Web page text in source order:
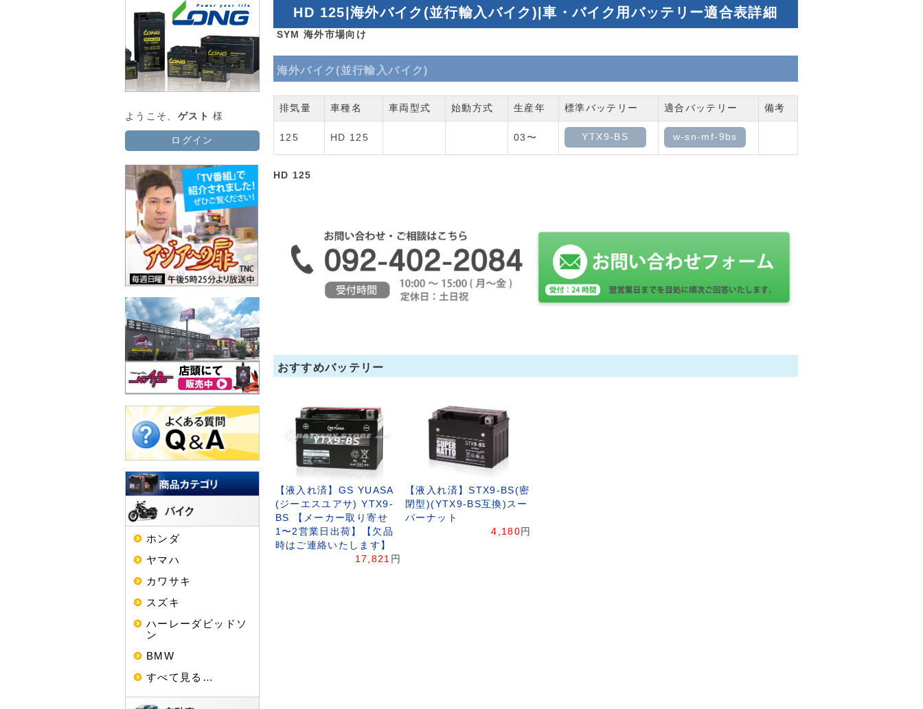
HD 125|海外バイク(並行輸入バイク)|車・バイク用バッテリー適合表詳細
SYM 海外市場向け
海外バイク(並行輸入バイク)
排気量 車種名 車両型式 始動方式 生産年 標準バッテリー 適合バッテリー 備考
125 HD 125 03〜 YTX9-BS w-sn-mf-9bs
HD 125
おすすめバッテリー
【液入れ済】GS YUASA
(ジーエスユアサ) YTX9-
BS 【メーカー取り寄せ
1〜2営業日出荷】【欠品
時はご連絡いたします】
17,821 円
【液入れ済】STX9-BS(密
閉型)(YTX9-BS互換)スー
パーナット
4,180円
ようこそ、 ゲスト 様
ログイン
ホンダ
ヤマハ
カワサキ
スズキ
ハーレーダビッドソ
ン
BMW
すべて見る…